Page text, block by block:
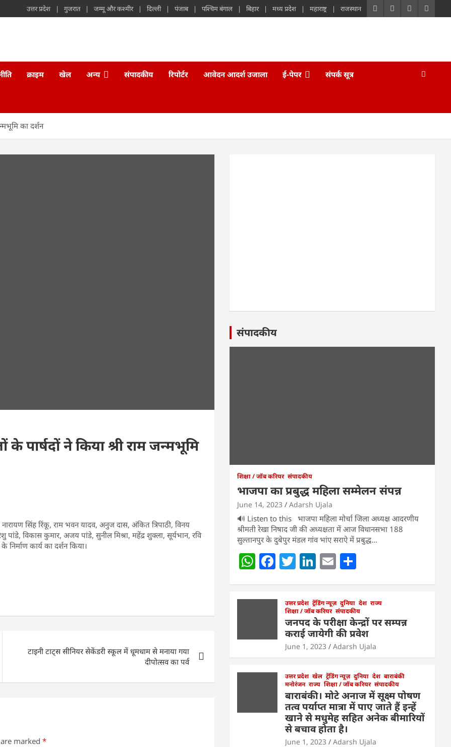
उत्तर प्रदेश गुजरात जम्मू और कश्मीर दिल्ली पंजाब पश्चिम बंगाल बिहार मध्य प्रदेश महाराष्ट्र राजस्थान
क्राइम खेल अन्य संपादकीय रिपोर्टर आवेदन आदर्श उजाला ई-पेपर संपर्क सूत्र
का दर्शन
पार्षदों ने किया श्री राम जन्मभूमि
सिंह रिंकू, राम भवन यादव, अनुज दास, अंकित त्रिपाठी, विनय
विकास कुमार, अजय पांडे, सुनील मिश्रा, महेंद्र शुक्ला, सूर्यभान, रवि
निर्माण कार्य का दर्शन किया।
टाइनी टाट्स सीनियर सेकेंडरी स्कूल में धूमधाम से मनाया गया
दीपोत्सव का पर्व
marked *
संपादकीय
शिक्षा / जॉब करियर संपादकीय
भाजपा का प्रबुद्ध महिला सम्मेलन संपन्न
June 14, 2023 Adarsh Ujala
🔊 Listen to this भाजपा महिला मोर्चा जिला अध्यक्ष आदरणीय
श्रीमती रेखा निषाद जी की अध्यक्षता में आज विधानसभा 188
सुल्तानपुर के दुबेपुर मंडल गांव भांए सराऐ में प्रबुद्ध…
W
at
p
p
F
c
b
o
o
k
T
er
Li
e
dI
n
E
l e
उत्तर प्रदेश ट्रेंडिंग न्यूज़ दुनिया देश राज्य
शिक्षा / जॉब करियर संपादकीय
जनपद के परीक्षा केन्द्रों पर सम्पन्न
कराई जायेगी की प्रवेश
June 1, 2023 Adarsh Ujala
उत्तर प्रदेश खेल ट्रेंडिंग न्यूज़ दुनिया देश बाराबंकी
मनोरंजन राज्य शिक्षा / जॉब करियर संपादकीय
बाराबंकी। मोटे अनाज में सूक्ष्म पोषण
तत्व पर्याप्त मात्रा में पाए जाते हैं इन्हें
खाने से मधुमेह सहित अनेक बीमारियों
से बचाव होता है।
June 1, 2023 Adarsh Ujala